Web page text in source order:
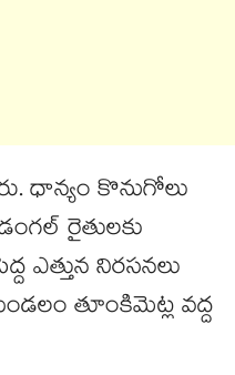
ధాన్యం కొనుగోలు
రైతులకు
ఎత్తున నిరసనలు
తూంకిమెట్ల వద్ద